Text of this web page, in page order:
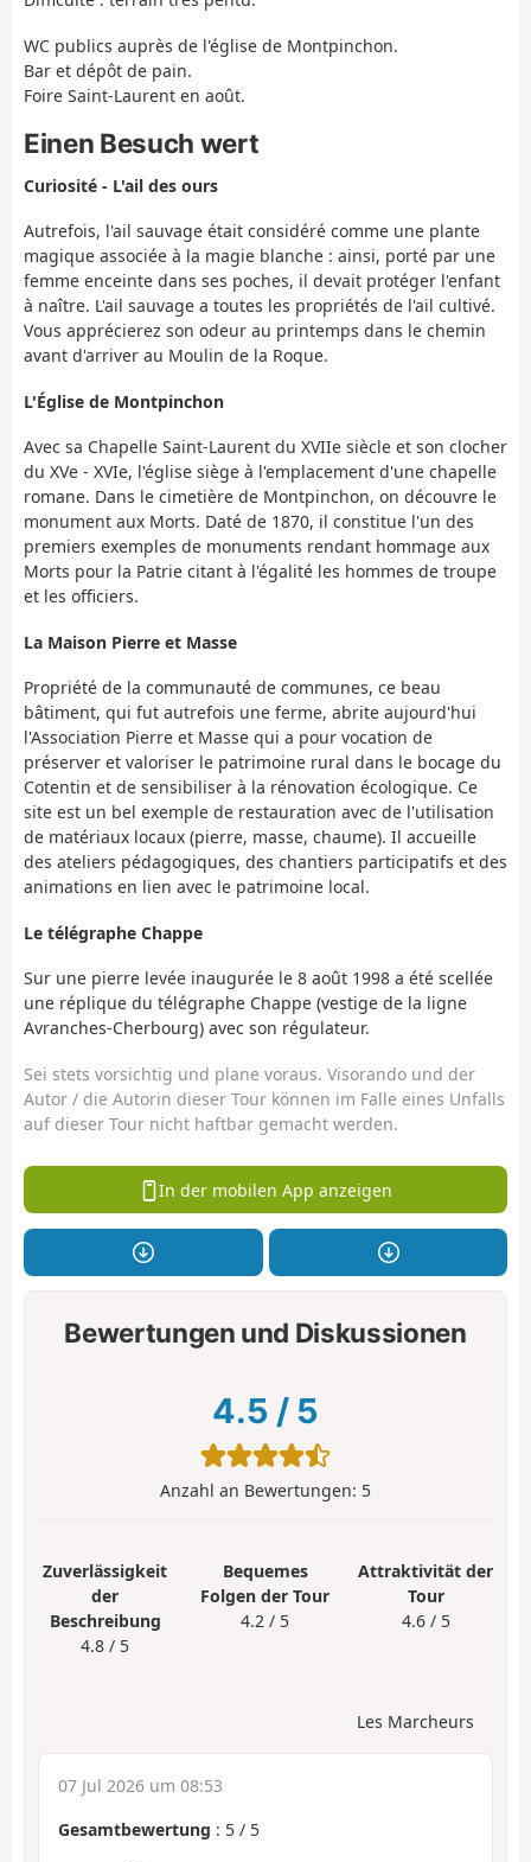
WC publics auprès de l'église de Montpinchon.
Bar et dépôt de pain.
Foire Saint-Laurent en août.
Einen Besuch wert
Curiosité - L'ail des ours
Autrefois, l'ail sauvage était considéré comme une plante
magique associée à la magie blanche : ainsi, porté par une
femme enceinte dans ses poches, il devait protéger l'enfant
à naître. L'ail sauvage a toutes les propriétés de l'ail cultivé.
Vous apprécierez son odeur au printemps dans le chemin
avant d'arriver au Moulin de la Roque.
L'Église de Montpinchon
Avec sa Chapelle Saint-Laurent du XVIIe siècle et son clocher
du XVe - XVIe, l'église siège à l'emplacement d'une chapelle
romane. Dans le cimetière de Montpinchon, on découvre le
monument aux Morts. Daté de 1870, il constitue l'un des
premiers exemples de monuments rendant hommage aux
Morts pour la Patrie citant à l'égalité les hommes de troupe
et les officiers.
La Maison Pierre et Masse
Propriété de la communauté de communes, ce beau
bâtiment, qui fut autrefois une ferme, abrite aujourd'hui
l'Association Pierre et Masse qui a pour vocation de
préserver et valoriser le patrimoine rural dans le bocage du
Cotentin et de sensibiliser à la rénovation écologique. Ce
site est un bel exemple de restauration avec de l'utilisation
de matériaux locaux (pierre, masse, chaume). Il accueille
des ateliers pédagogiques, des chantiers participatifs et des
animations en lien avec le patrimoine local.
Le télégraphe Chappe
Sur une pierre levée inaugurée le 8 août 1998 a été scellée
une réplique du télégraphe Chappe (vestige de la ligne
Avranches-Cherbourg) avec son régulateur.
Sei stets vorsichtig und plane voraus. Visorando und der
Autor / die Autorin dieser Tour können im Falle eines Unfalls
auf dieser Tour nicht haftbar gemacht werden.
In der mobilen App anzeigen
Bewertungen und Diskussionen
4.5 / 5
Anzahl an Bewertungen: 5
Zuverlässigkeit
der
Beschreibung
4.8 / 5
Bequemes
Folgen der Tour
4.2 / 5
Attraktivität der
Tour
4.6 / 5
Les Marcheurs
07 Jul 2026 um 08:53
Gesamtbewertung : 5 / 5